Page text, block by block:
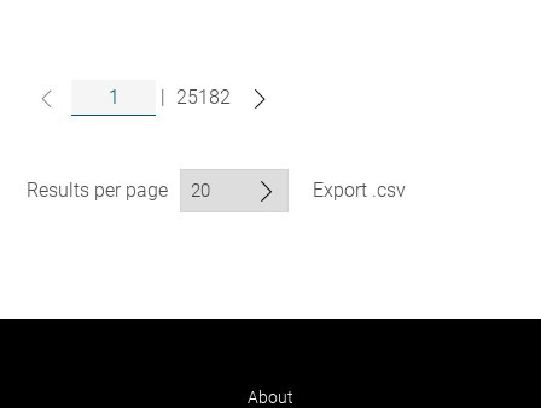
| 25182
Results per page Export .csv
About